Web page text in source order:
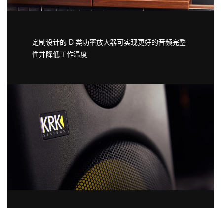
定制设计的 D 类功率放大器可实现更好的音频完整
性并降低工作温度